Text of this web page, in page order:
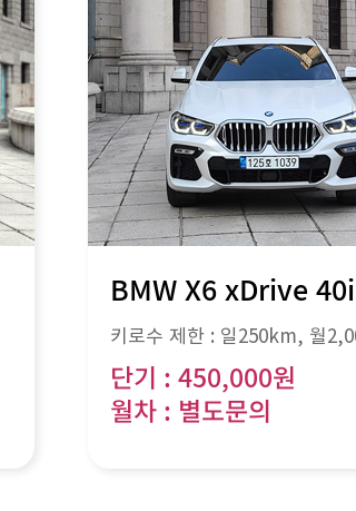
BMW X6 xDrive 40i
키로수 제한 : 일250km, 월
단기 : 450,000원
월차 : 별도문의